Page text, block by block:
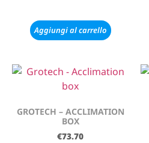
Aggiungi al carrello
GROTECH – ACCLIMATION
BOX
€73.70